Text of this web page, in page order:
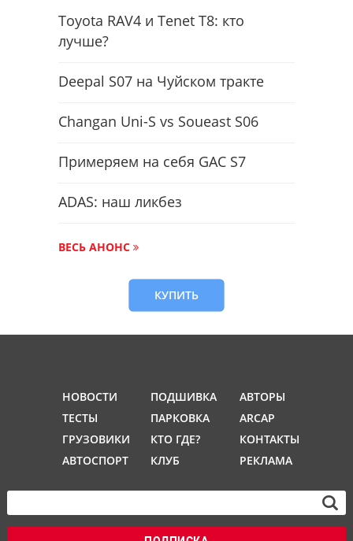
Toyota RAV4 и Tenet T8: кто
лучше?
Deepal S07 на Чуйском тракте
Changan Uni-S vs Soueast S06
Примеряем на себя GAC S7
ADAS: наш ликбез
ВЕСЬ АНОНС
КУПИТЬ
НОВОСТИ
ТЕСТЫ
ГРУЗОВИКИ
АВТОСПОРТ
ПОДШИВКА
ПАРКОВКА
КТО ГДЕ?
КЛУБ
АВТОРЫ
ARCAP
КОНТАКТЫ
РЕКЛАМА